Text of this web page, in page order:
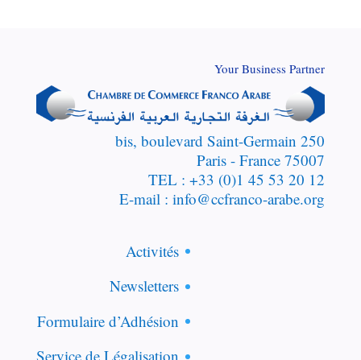
Your Business Partner
250 bis, boulevard Saint-Germain
75007 Paris - France
TEL : +33 (0)1 45 53 20 12
E-mail : info@ccfranco-arabe.org
Activités
Newsletters
Formulaire d’Adhésion
Service de Légalisation